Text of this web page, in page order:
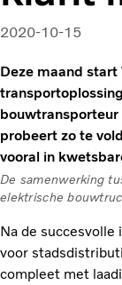
2020-10-15
Deze maand
bouwtransporteur
probeert zo te
vooral in
De samenwerking
elektrische
Na de
voor
compleet met